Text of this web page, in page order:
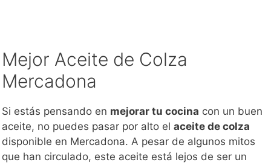
Mejor Aceite de Colza
Mercadona
Si estás pensando en mejorar tu cocina con un buen
aceite, no puedes pasar por alto el aceite de colza
disponible en Mercadona. A pesar de algunos mitos
que han circulado, este aceite está lejos de ser un